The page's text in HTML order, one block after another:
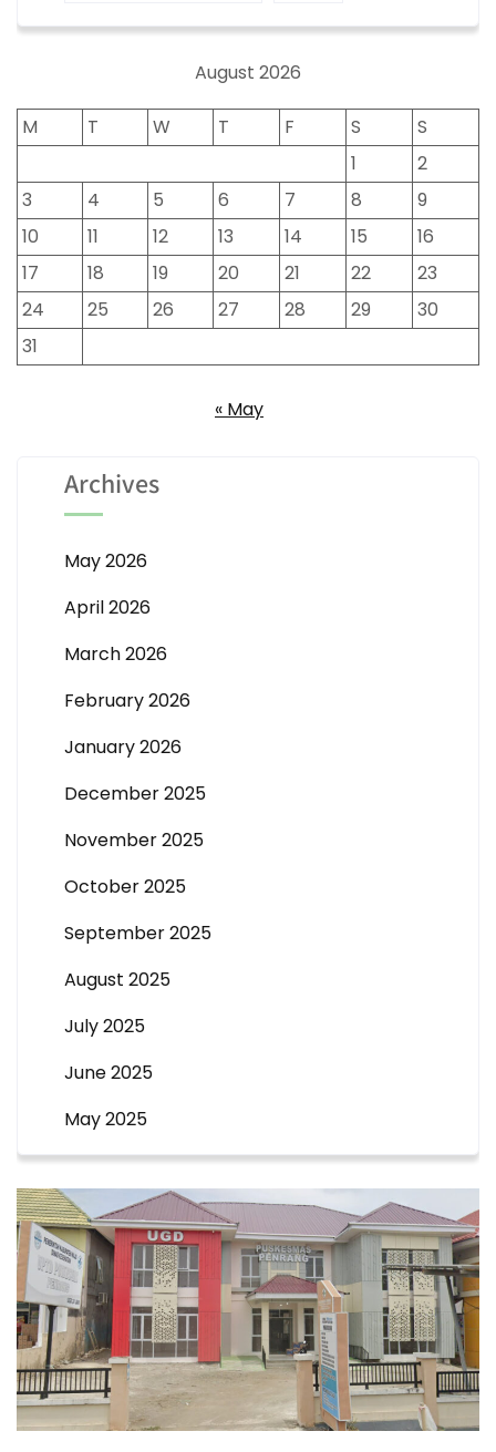
August 2026
M T W T F S
S
1
2
3
4 5 6 7 8
9
10
11 12 13 14 15
16
17
18 19 20 21 22
23
24
25 26 27 28 29
30
31
« May
Archives
May 2026
April 2026
March 2026
February 2026
January 2026
December 2025
November 2025
October 2025
September 2025
August 2025
July 2025
June 2025
May 2025